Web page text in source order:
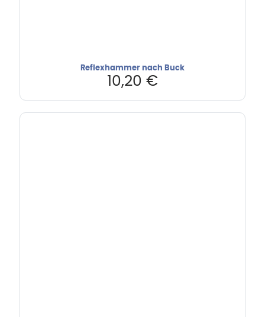
Reflexhammer nach Buck
10,20 €